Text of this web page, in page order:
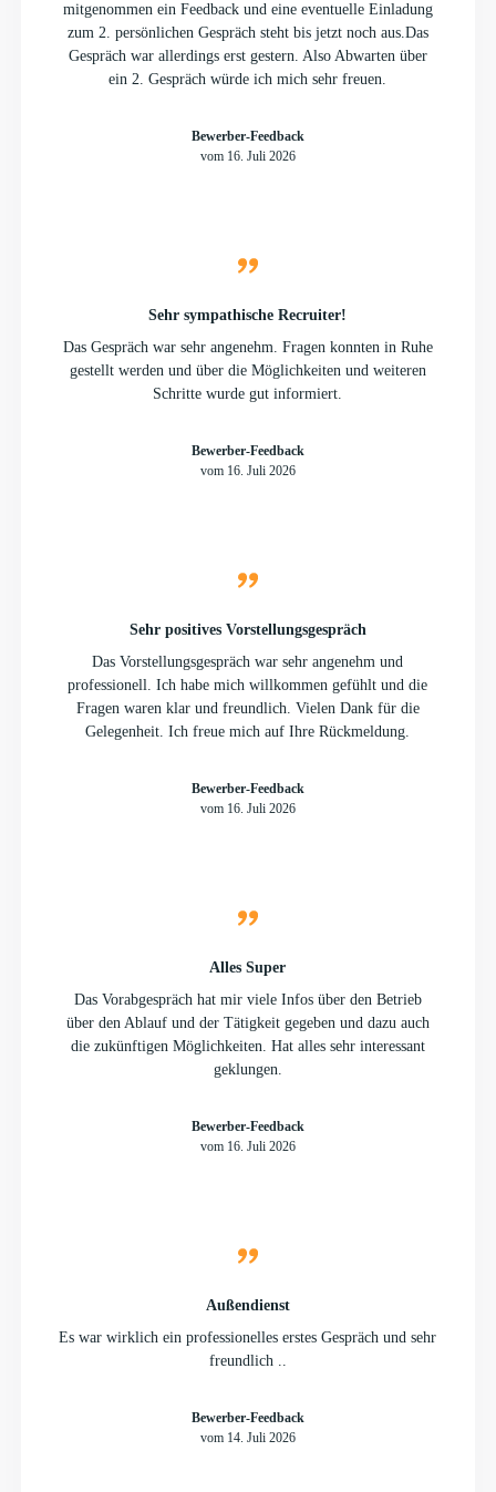
mitgenommen ein Feedback und eine eventuelle Einladung
zum 2. persönlichen Gespräch steht bis jetzt noch aus.Das
Gespräch war allerdings erst gestern. Also Abwarten über
ein 2. Gespräch würde ich mich sehr freuen.
Bewerber-Feedback
vom 16. Juli 2026
Sehr sympathische Recruiter!
Das Gespräch war sehr angenehm. Fragen konnten in Ruhe
gestellt werden und über die Möglichkeiten und weiteren
Schritte wurde gut informiert.
Bewerber-Feedback
vom 16. Juli 2026
Sehr positives Vorstellungsgespräch
Das Vorstellungsgespräch war sehr angenehm und
professionell. Ich habe mich willkommen gefühlt und die
Fragen waren klar und freundlich. Vielen Dank für die
Gelegenheit. Ich freue mich auf Ihre Rückmeldung.
Bewerber-Feedback
vom 16. Juli 2026
Alles Super
Das Vorabgespräch hat mir viele Infos über den Betrieb
über den Ablauf und der Tätigkeit gegeben und dazu auch
die zukünftigen Möglichkeiten. Hat alles sehr interessant
geklungen.
Bewerber-Feedback
vom 16. Juli 2026
Außendienst
Es war wirklich ein professionelles erstes Gespräch und sehr
freundlich ..
Bewerber-Feedback
vom 14. Juli 2026